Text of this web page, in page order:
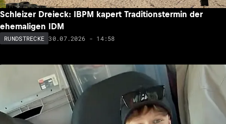
Schleizer Dreieck: IBPM kapert Traditionstermin der
ehemaligen IDM
RUNDSTRECKE 30.07.2026 - 14:58